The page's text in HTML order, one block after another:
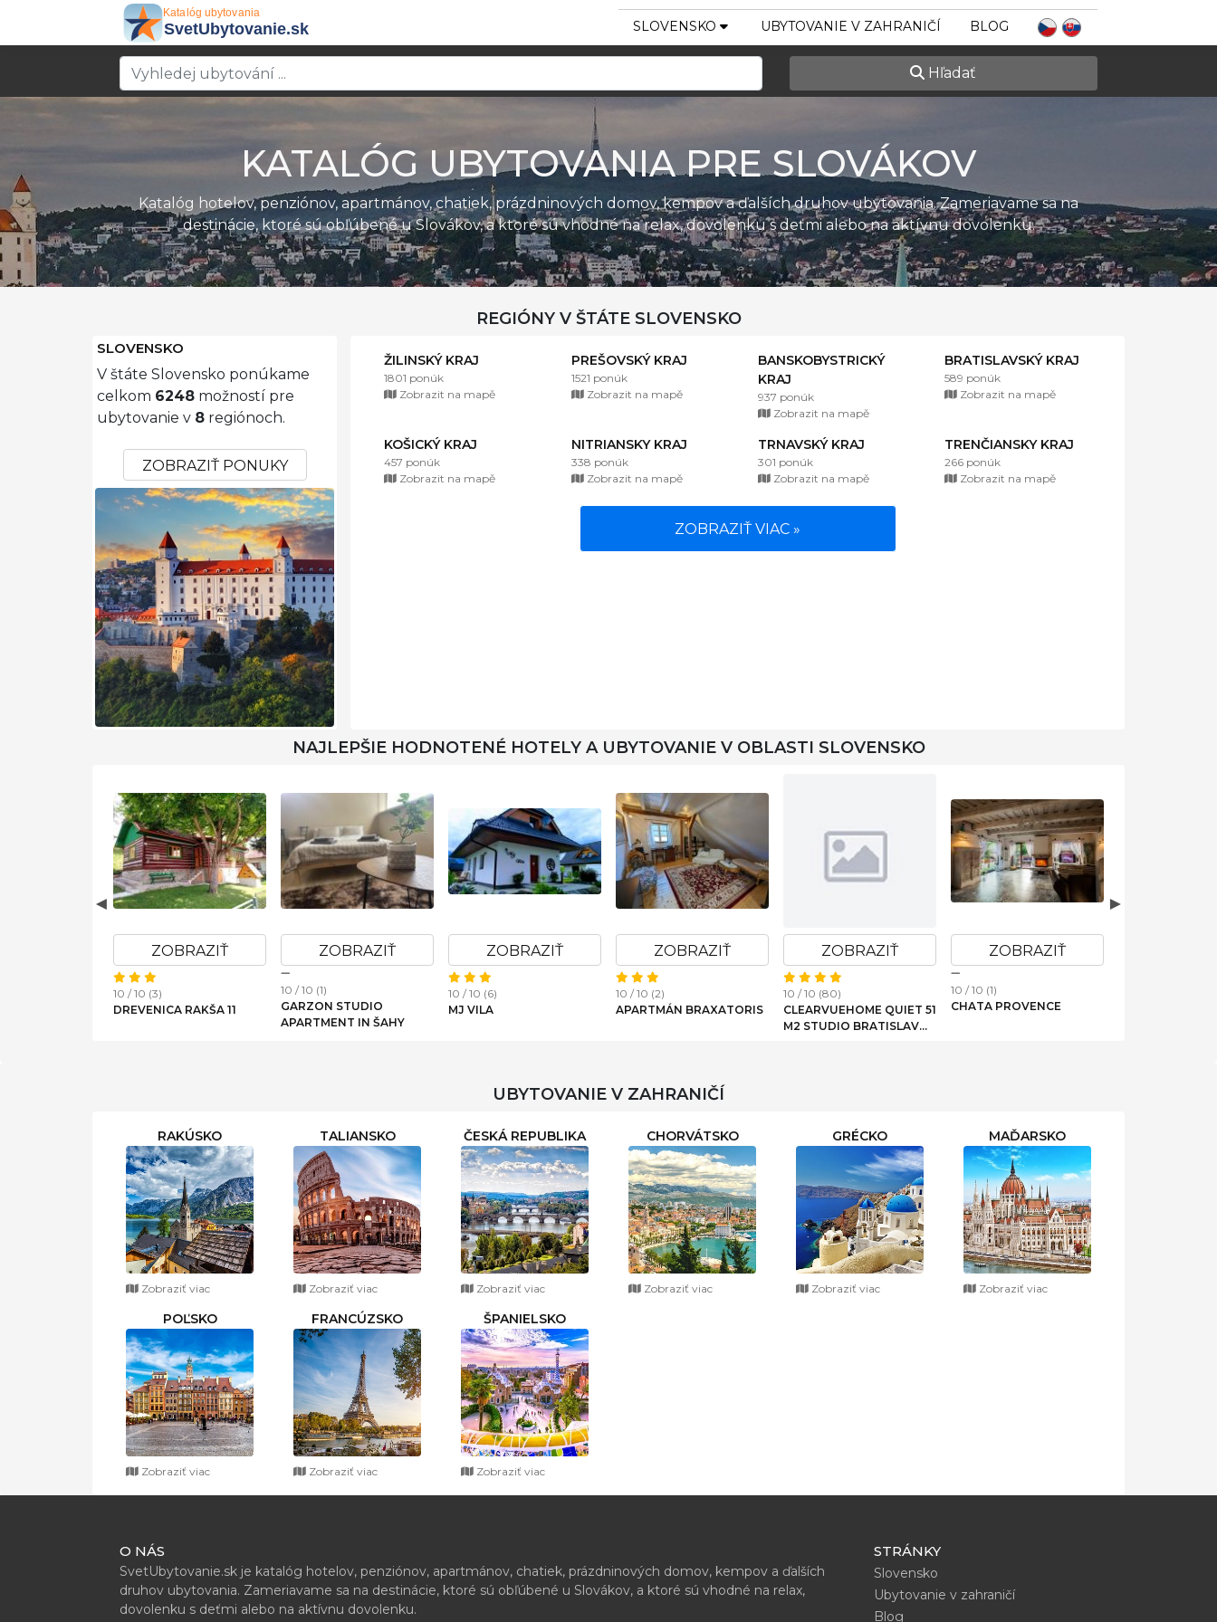
SLOVENSKO UBYTOVANIE V ZAHRANIČÍ BLOG
Hľadať
KATALÓG UBYTOVANIA PRE SLOVÁKOV
Katalóg hotelov, penziónov, apartmánov, chatiek, prázdninových domov, kempov a ďalších druhov ubytovania. Zameriavame sa na
destinácie, ktoré sú obľúbené u Slovákov, a ktoré sú vhodné na relax, dovolenku s deťmi alebo na aktívnu dovolenku.
REGIÓNY V ŠTÁTE SLOVENSKO
SLOVENSKO
V štáte Slovensko ponúkame
celkom 6248 možností pre
ubytovanie v 8 regiónoch.
ZOBRAZIŤ PONUKY
ŽILINSKÝ KRAJ
1801 ponúk
Zobrazit na mapě
PREŠOVSKÝ KRAJ
1521 ponúk
Zobrazit na mapě
BANSKOBYSTRICKÝ
KRAJ
937 ponúk
Zobrazit na mapě
BRATISLAVSKÝ KRAJ
589 ponúk
Zobrazit na mapě
KOŠICKÝ KRAJ
457 ponúk
Zobrazit na mapě
NITRIANSKY KRAJ
338 ponúk
Zobrazit na mapě
TRNAVSKÝ KRAJ
301 ponúk
Zobrazit na mapě
TRENČIANSKY KRAJ
266 ponúk
Zobrazit na mapě
ZOBRAZIŤ VIAC »
NAJLEPŠIE HODNOTENÉ HOTELY A UBYTOVANIE V OBLASTI SLOVENSKO
ZOBRAZIŤ
10 / 10 (3)
DREVENICA RAKŠA 11
ZOBRAZIŤ
10 / 10 (1)
GARZON STUDIO
APARTMENT IN ŠAHY
ZOBRAZIŤ
10 / 10 (6)
MJ VILA
ZOBRAZIŤ
10 / 10 (2)
APARTMÁN BRAXATORIS
ZOBRAZIŤ
10 / 10 (80)
CLEARVUEHOME QUIET 51
M2 STUDIO BRATISLAVA
ZOBRAZIŤ
10 / 10 (1)
CHATA PROVENCE
UBYTOVANIE V ZAHRANIČÍ
RAKÚSKO
Zobraziť viac
TALIANSKO
Zobraziť viac
ČESKÁ REPUBLIKA
Zobraziť viac
CHORVÁTSKO
Zobraziť viac
GRÉCKO
Zobraziť viac
MAĎARSKO
Zobraziť viac
POĽSKO
Zobraziť viac
FRANCÚZSKO
Zobraziť viac
ŠPANIELSKO
Zobraziť viac
O NÁS
SvetUbytovanie.sk je katalóg hotelov, penziónov, apartmánov, chatiek, prázdninových domov, kempov a ďalších
druhov ubytovania. Zameriavame sa na destinácie, ktoré sú obľúbené u Slovákov, a ktoré sú vhodné na relax,
dovolenku s deťmi alebo na aktívnu dovolenku.
STRÁNKY
Slovensko
Ubytovanie v zahraničí
Blog